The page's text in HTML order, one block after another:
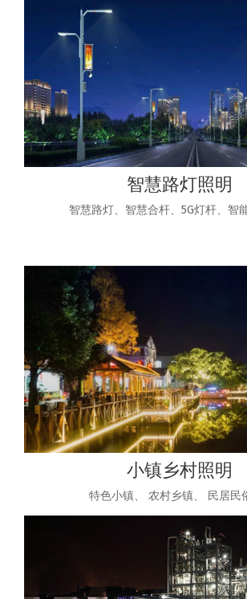
智慧路灯照明
智慧路灯、智慧合杆、5G灯杆、智
小镇乡村照明
特色小镇、 农村乡镇、 民居